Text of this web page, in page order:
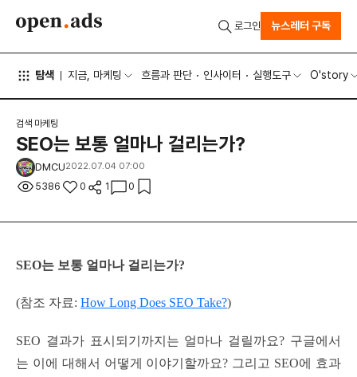
탐색 지금, 마케팅 흐름과 판단 인사이터 실행도구 O'story
로그인 뉴스레터 구독
검색 마케팅
SEO는 보통 얼마나 걸리는가?
DMCU2022.07.04 07:00
5386 0 1 0
SEO는 보통 얼마나 걸리는가?
(참조 자료: How Long Does SEO Take?)
SEO 결과가 표시되기까지는 얼마나 걸릴까요? 구글에서
는 이에 대해서 어떻게 이야기할까요? 그리고 SEO에 효과